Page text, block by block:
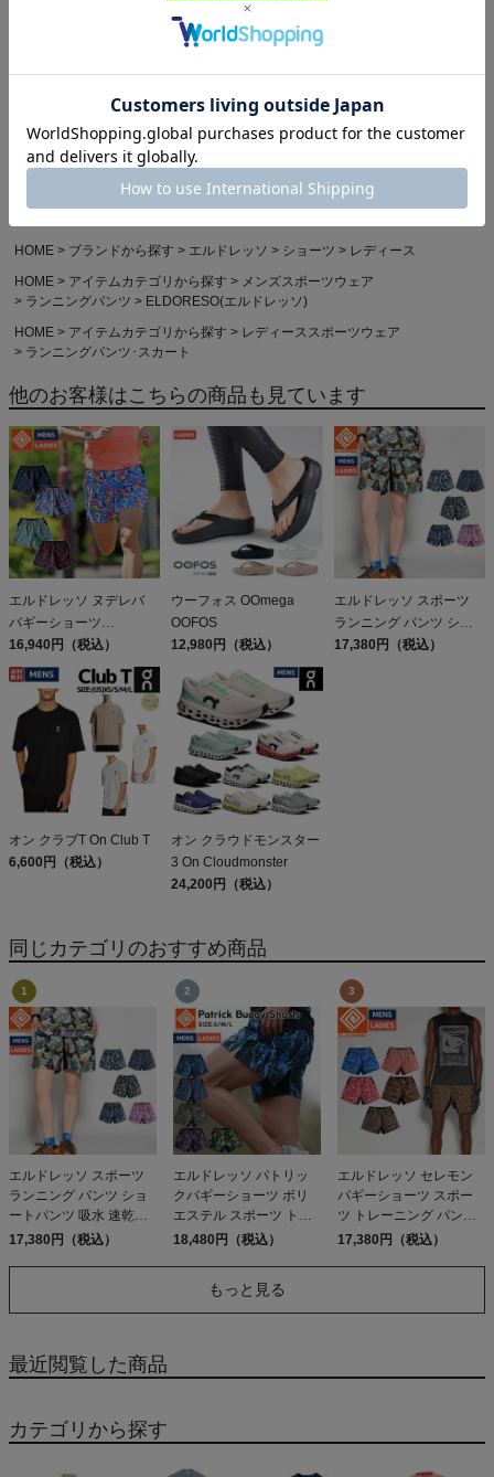
ランニング・フィットネス
HOME
ブランドから探す エルドレッソ ショーツ
レディース
HOME
アイテムカテゴリから探す
メンズスポーツウェア
ランニングパンツ
ELDORESO(エルドレッソ)
HOME
アイテムカテゴリから探す
レディーススポーツウェア
ランニングパンツ･スカート
他のお客様はこちらの商品も見ています
エルドレッソ ヌデレバ
バギーショーツ
ELDORESO Ndereba
Buggy Shorts
16,940円（税込）
ウーフォス OOmega
OOFOS
12,980円（税込）
エルドレッソ スポーツ
ランニング パンツ ショ
ートパンツ 吸水 速乾
17,380円（税込）
オン クラブT On Club T
6,600円（税込）
オン クラウドモンスター
3 On Cloudmonster
24,200円（税込）
同じカテゴリのおすすめ商品
エルドレッソ スポーツ
ランニング パンツ ショ
ートパンツ 吸水 速乾
ELDORESO Joshua
17,380円（税込）
エルドレッソ パトリッ
クバギーショーツ ポリ
エステル スポーツ トレ
ーニング パンツ ランニ
Patrick Buggy Shorts
18,480円（税込）
エルドレッソ セレモン
バギーショーツ スポー
ツ トレーニング パンツ
ショートパンツ
17,380円（税込）
もっと見る
最近閲覧した商品
カテゴリから探す